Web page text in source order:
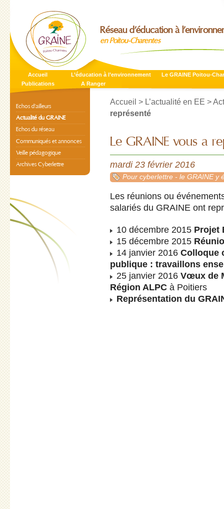
Réseau d’éducation à
en Poitou-Charentes
Accueil L’éducation à l’environnement
Le GRAINE Poitou-
Publications
A Ranger
Accueil > L’actualité en EE >
représenté
Le GRAINE vous a
mardi 23 février 2016
Pour cyberlettre - le GRAINE y
Les réunions ou
salariés du GRAINE ont
10 décembre 2015 Projet
15 décembre 2015
14 janvier 2016 Colloque
publique : travaillons
25 janvier 2016 Vœux de
Région ALPC à Poitiers
Représentation du
Echos d’ailleurs
Actualité du GRAINE
Echos du réseau
Communiqués et annonces
Veille pédagogique
Archives Cyberlettre